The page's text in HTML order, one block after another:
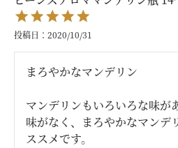
投稿日 2020/10/31
まろやかなマンデリン
マンデリンもいろいろな味が
味がなく、まろやかなマンデ
ススメです。